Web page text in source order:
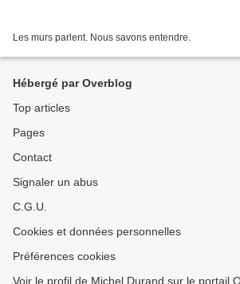
Les murs parlent. Nous savons entendre.
Hébergé par Overblog
Top articles
Pages
Contact
Signaler un abus
C.G.U.
Cookies et données personnelles
Préférences cookies
Voir le profil de Michel Durand sur le portail